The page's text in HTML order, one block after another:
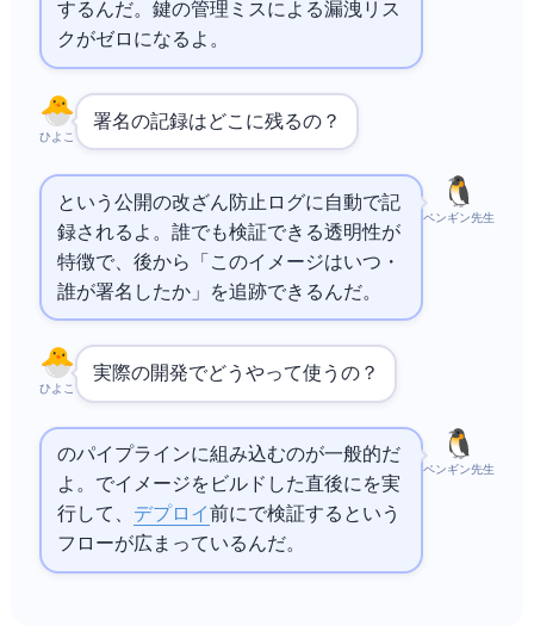
するんだ。鍵の管理ミスによる漏洩リス
クがゼロになるよ。
ひよこ
署名の記録はどこに残るの？
ペンギン先生
Rekorという公開の改ざん防止ログに自動で記
録されるよ。誰でも検証できる透明性が
特徴で、後から「このイメージはいつ・
誰が署名したか」を追跡できるんだ。
ひよこ
実際の開発でどうやって使うの？
ペンギン先生
のパイプラインに組み込むのが一般的だ
よ。 でイメージをビルドした直後に `cosign sign` を実
行して、 デプロイ前に `cosign verify` で検証するという
フローが広まっているんだ。